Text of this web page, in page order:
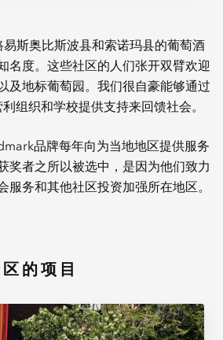
斯奥比斯波县和索诺玛县的葡萄酒
名度。这些社区的人们张开双臂欢迎
及地标葡萄园。我们很自豪能够通过
组织和学校提供支持来回馈社会。
品牌每年向为当地地区提供服务
奖者之所以被选中，是因为他们致力
服务和其他社区投资加强所在地区。
的项目